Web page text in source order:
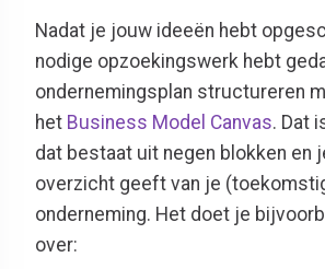
Nadat je jouw ideeën hebt
nodige opzoekingswerk hebt
ondernemingsplan structureren
het Business Model Canvas. Dat
dat bestaat uit negen blokken en
overzicht geeft van je
onderneming. Het doet je
over: